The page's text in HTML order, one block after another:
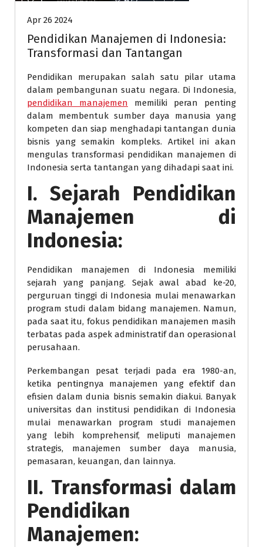
Apr 26 2024
Pendidikan Manajemen di Indonesia:
Transformasi dan Tantangan
Pendidikan merupakan salah satu pilar utama
dalam pembangunan suatu negara. Di Indonesia,
pendidikan manajemen memiliki peran penting
dalam membentuk sumber daya manusia yang
kompeten dan siap menghadapi tantangan dunia
bisnis yang semakin kompleks. Artikel ini akan
mengulas transformasi pendidikan manajemen di
Indonesia serta tantangan yang dihadapi saat ini.
I. Sejarah Pendidikan
Manajemen di
Indonesia:
Pendidikan manajemen di Indonesia memiliki
sejarah yang panjang. Sejak awal abad ke-20,
perguruan tinggi di Indonesia mulai menawarkan
program studi dalam bidang manajemen. Namun,
pada saat itu, fokus pendidikan manajemen masih
terbatas pada aspek administratif dan operasional
perusahaan.
Perkembangan pesat terjadi pada era 1980-an,
ketika pentingnya manajemen yang efektif dan
efisien dalam dunia bisnis semakin diakui. Banyak
universitas dan institusi pendidikan di Indonesia
mulai menawarkan program studi manajemen
yang lebih komprehensif, meliputi manajemen
strategis, manajemen sumber daya manusia,
pemasaran, keuangan, dan lainnya.
II. Transformasi dalam
Pendidikan
Manajemen: